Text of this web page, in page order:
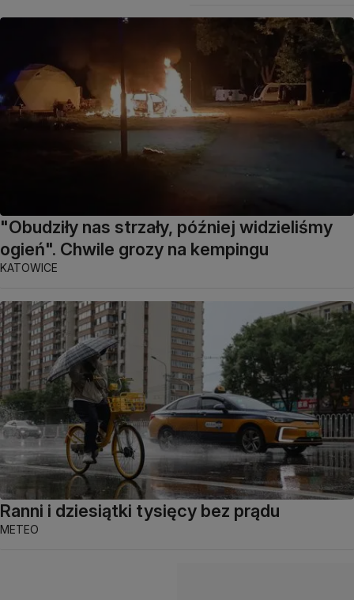
"Obudziły nas strzały, później widzieliśmy
ogień". Chwile grozy na kempingu
KATOWICE
Ranni i dziesiątki tysięcy bez prądu
METEO